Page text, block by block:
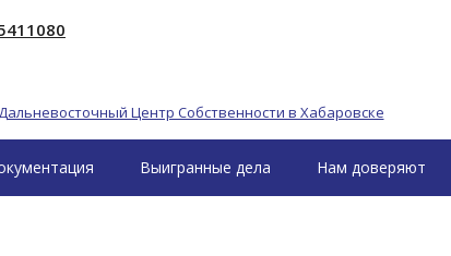
Выигранные дела Нам доверяют